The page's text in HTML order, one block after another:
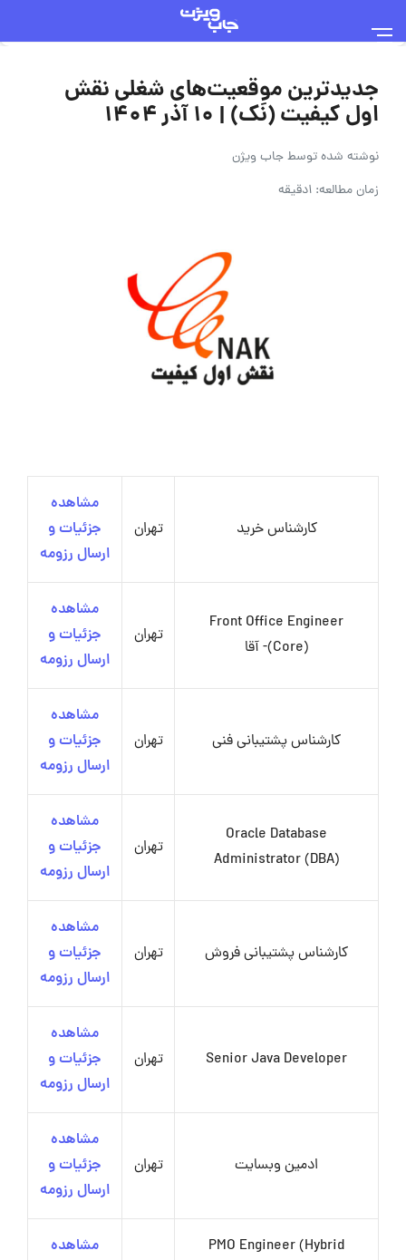
جدیدترین موقعیت‌های شغلی نقش
اول کیفیت (نَک) | ۱۰ آذر ۱۴۰۴
نوشته شده توسطجاب ویژن
زمان مطالعه: 1دقیقه
کارشناس خرید تهران
مشاهده
جزئیات و
ارسال رزومه
Front Office Engineer
(Core)- آقا
تهران
مشاهده
جزئیات و
ارسال رزومه
کارشناس پشتیبانی فنی تهران
مشاهده
جزئیات و
ارسال رزومه
Oracle Database
Administrator (DBA)
تهران
مشاهده
جزئیات و
ارسال رزومه
کارشناس پشتیبانی فروش تهران
مشاهده
جزئیات و
ارسال رزومه
Senior Java Developer تهران
مشاهده
جزئیات و
ارسال رزومه
ادمین وبسایت تهران
مشاهده
جزئیات و
ارسال رزومه
PMO Engineer (Hybrid
مشاهده